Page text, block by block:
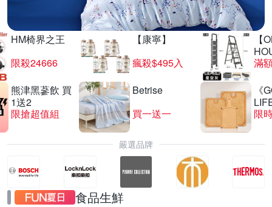
HM椅界之王
限殺24666
【康寧】
瘋殺$495入
【
滿
熊津黑蔘飲 買
1送2
限搶超值組
Betrise
買一送一
《
限
嚴選品牌
食品生鮮